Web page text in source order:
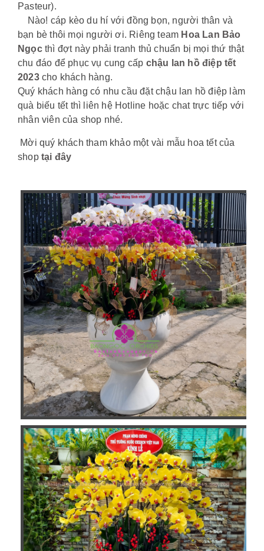
Pasteur).
Nào! cáp kèo du hí với đồng bọn, người thân và
bạn bè thôi mọi người ơi. Riêng team Hoa Lan Bảo
Ngọcthì đợt này phải tranh thủ chuẩn bị mọi thứ thật
chu đáo để phục vụ cung cấp chậu lan hồ điệp tết
2023 cho khách hàng.
Quý khách hàng có nhu cầu đặt chậu lan hồ điệp làm
quà biếu tết thì liên hệ Hotline hoặc chat trực tiếp với
nhân viên của shop nhé.
Mời quý khách tham khảo một vài mẫu hoa tết của
shop tại đây